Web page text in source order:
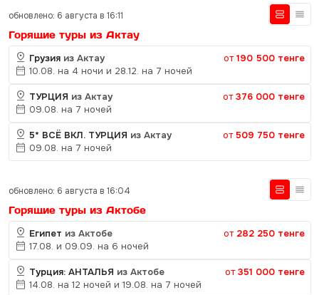
Горящие туры из Актау
обновлено: 6 августа в 16:11
Грузия из Актау от190 500 тенге
10.08. на 4 ночи и 28.12. на 7 ночей
ТУРЦИЯ из Актау от376 000 тенге
09.08. на 7 ночей
5* ВСЁ ВКЛ. ТУРЦИЯ из Актау от509 750 тенге
09.08. на 7 ночей
Горящие туры из Актобе
обновлено: 6 августа в 16:04
Египет из Актобе от 282 250 тенге
17.08. и 09.09. на 6 ночей
Турция: АНТАЛЬЯ из Актобе от351 000 тенге
14.08. на 12 ночей и 19.08. на 7 ночей